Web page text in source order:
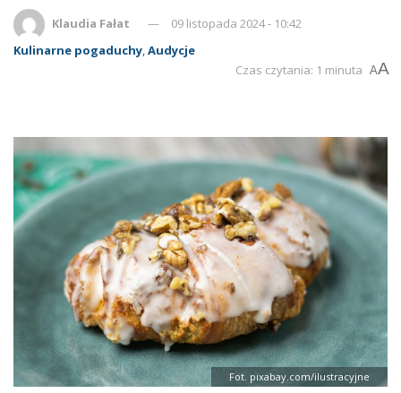
Klaudia Fałat
09 listopada 2024 - 10:42
Kulinarne pogaduchy,Audycje
Czas czytania: 1 minuta AA
Fot. pixabay.com/ilustracyjne